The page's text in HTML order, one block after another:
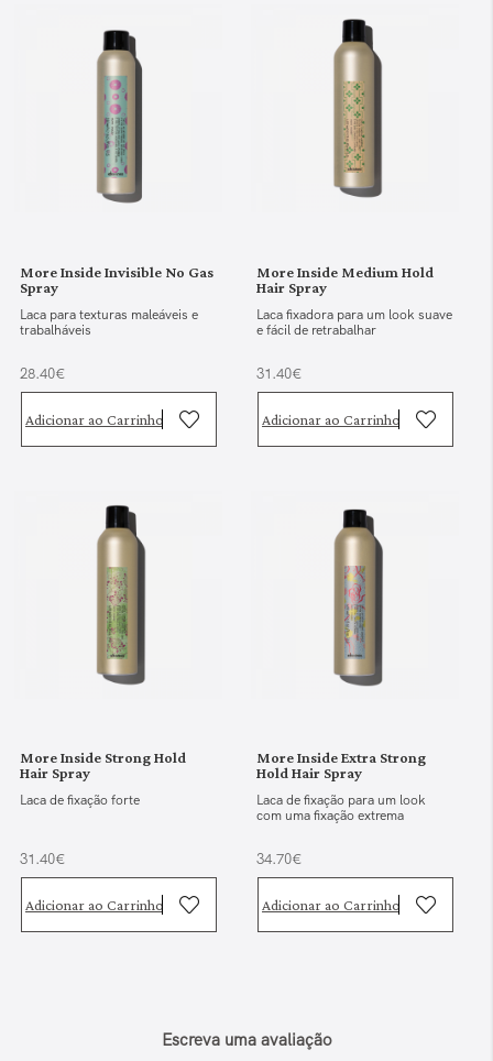
More Inside Invisible No Gas
Spray
Laca para texturas maleáveis e
trabalháveis
28.40€
Adicionar ao Carrinho
More Inside Medium Hold
Hair Spray
Laca fixadora para um look suave
e fácil de retrabalhar
31.40€
Adicionar ao Carrinho
More Inside Strong Hold
Hair Spray
Laca de fixação forte
31.40€
Adicionar ao Carrinho
More Inside Extra Strong
Hold Hair Spray
Laca de fixação para um look
com uma fixação extrema
34.70€
Adicionar ao Carrinho
Escreva uma avaliação